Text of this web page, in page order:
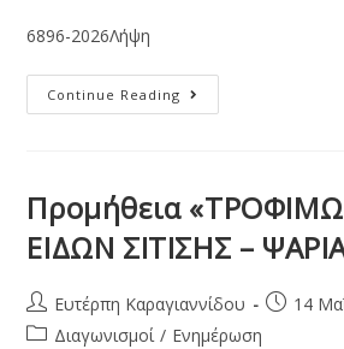
6896-2026Λήψη
Continue Reading
Προμήθεια
ΕΙΔΩΝ ΣΙΤΙΣΗΣ –
Ευτέρπη Καραγιαννίδου
14
Διαγωνισμοί / Ενημέρωση